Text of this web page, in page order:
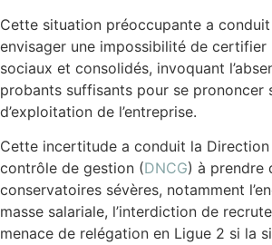
Cette situation préoccupante a conduit
envisager une impossibilité de certifier
sociaux et consolidés, invoquant
probants suffisants pour se prononcer
d’exploitation de l’entreprise.
Cette incertitude a conduit la
contrôle de gestion (DNCG) à prendre
conservatoires sévères, notamment
masse salariale, l’interdiction de
menace de relégation en Ligue 2 si la